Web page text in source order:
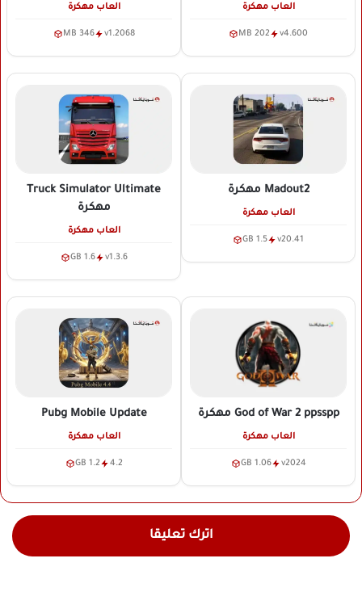
العاب مهكرة
v4.600
202 MB
العاب مهكرة
v1.2068
346 MB
Madout2 مهكرة
العاب مهكرة
v20.41
1.5 GB
Truck Simulator Ultimate
مهكرة
العاب مهكرة
v1.3.6
1.6 GB
God of War 2 ppsspp مهكرة
العاب مهكرة
v2024
1.06 GB
Pubg Mobile Update
العاب مهكرة
4.2
1.2 GB
اترك تعليقا